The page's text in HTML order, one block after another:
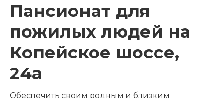
Пансионат для
пожилых людей на
Копейское шоссе,
24а
Обеспечить своим родным и близким